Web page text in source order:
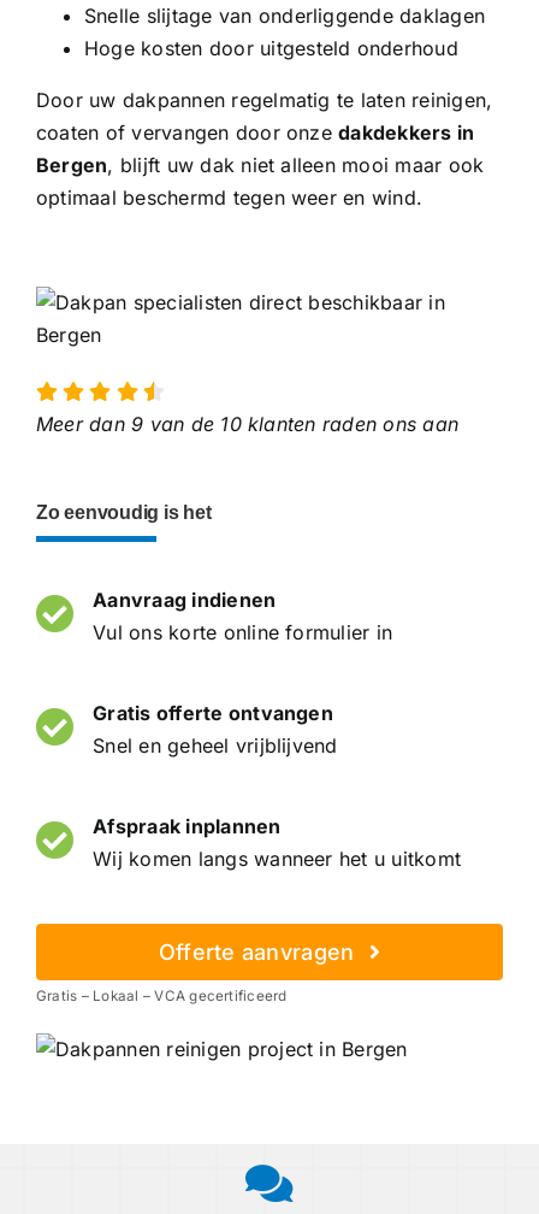
Snelle slijtage van onderliggende daklagen
Hoge kosten door uitgesteld onderhoud
Door uw dakpannen regelmatig te laten reinigen,
coaten of vervangen door onzedakdekkers in
Bergen, blijft uw dak niet alleen mooi maar ook
optimaal beschermd tegen weer en wind.
Meer dan 9 van de 10 klanten raden ons aan
Zo eenvoudig is het
Aanvraag indienen
Vul ons korte online formulier in
Gratis offerte ontvangen
Snel en geheel vrijblijvend
Afspraak inplannen
Wij komen langs wanneer het u uitkomt
Offerte aanvragen
Gratis – Lokaal – VCA gecertificeerd